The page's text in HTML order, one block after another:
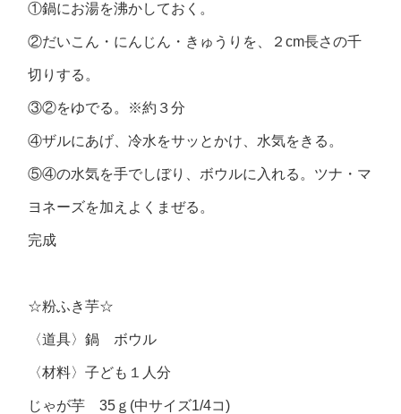
①鍋にお湯を沸かしておく。
②だいこん・にんじん・きゅうりを、２cm長さの千
切りする。
③②をゆでる。※約３分
④ザルにあげ、冷水をサッとかけ、水気をきる。
⑤④の水気を手でしぼり、ボウルに入れる。ツナ・マ
ヨネーズを加えよくまぜる。
完成
☆粉ふき芋☆
〈道具〉鍋 ボウル
〈材料〉子ども１人分
じゃが芋 35ｇ(中サイズ1/4コ)